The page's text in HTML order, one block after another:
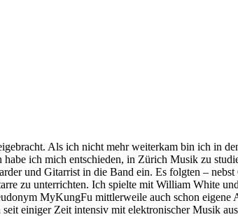
Als ich nicht mehr weiterkam bin ich in
ich mich entschieden, in Zürich Musik zu
und Gitarrist in die Band ein. Es folgten –
zu unterrichten. Ich spielte mit William White
MyKungFu mittlerweile auch schon
einiger Zeit intensiv mit elektronischer Musik